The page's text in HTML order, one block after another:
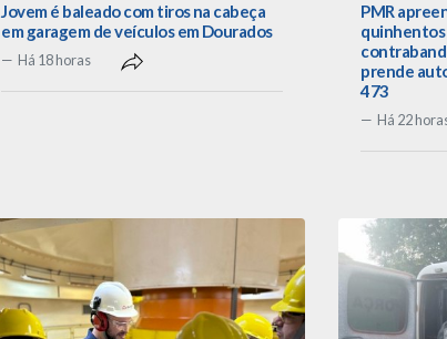
Jovem é baleado com tiros na cabeça
em garagem de veículos em Dourados
Há 18 horas
PMR
quinhentos
prende
473
Há 22